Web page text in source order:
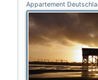
Appartement